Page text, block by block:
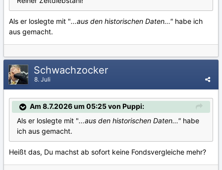
Als er loslegte mit "...aus den historischen Daten..." habe ich
aus gemacht.
Schwachzocker
8. Juli
Am 8.7.2026 um 05:25 von Puppi:
Als er loslegte mit "...aus den historischen Daten..." habe
ich aus gemacht.
Heißt das, Du machst ab sofort keine Fondsvergleiche mehr?